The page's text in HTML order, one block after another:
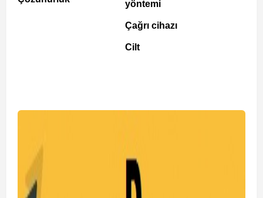
yöntemi
Çağrı cihazı
Cilt